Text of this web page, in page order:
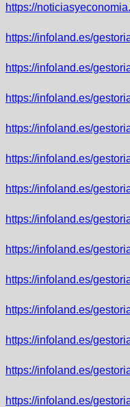
https://
https://infoland.es/
https://infoland.es/
https://infoland.es/
https://infoland.es/
https://infoland.es/
https://infoland.es/
https://infoland.es/
https://infoland.es/
https://infoland.es/
https://infoland.es/
https://infoland.es/
https://infoland.es/
https://infoland.es/